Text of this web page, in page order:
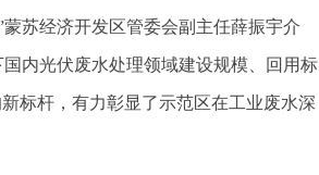
苏经济开发区管委会副主任薛振宇介
内光伏废水处理领域建设规模、回用标
标杆，有力彰显了示范区在工业废水深